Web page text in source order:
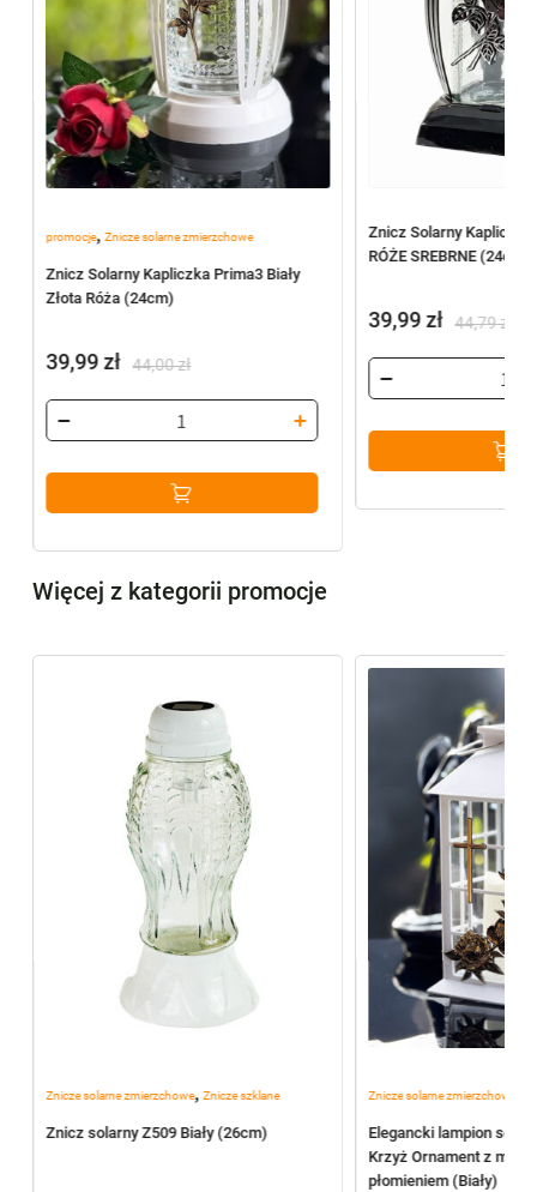
promocje, Znicze solarne zmierzchowe
Znicz Solarny Kapliczka Prima3 Biały
Złota Róża (24cm)
44,00zł
cena
wynosiła:
44,00 zł.
39,99zł
cena
wynosi:
39,99 zł.
Znicz Solarny Kapliczka
RÓŻE SREBRNE (24cm)
44,79zł
cena
wynosiła:
44,79 zł.
39,99zł
cena
wynosi:
39,99 zł.
Więcej z kategorii promocje
Znicze solarne zmierzchowe, Znicze szklane
Znicz solarny Z509 Biały (26cm)
Znicze solarne zmierzchowe
Elegancki lampion
Krzyż Ornament z
płomieniem (Biały)